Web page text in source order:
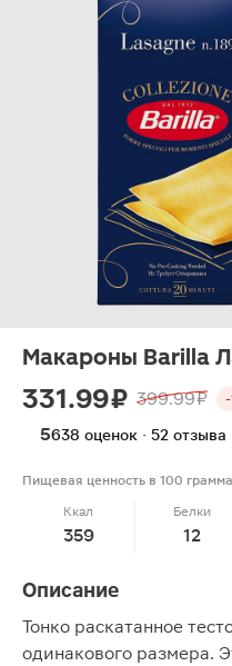
Макароны Barilla
331.99 ₽ 399.99 ₽
5638 оценок · 52 отзыва
Пищевая ценность в 100
Ккал
359
Белки
12
Описание
Тонко раскатанное
одинакового размера.